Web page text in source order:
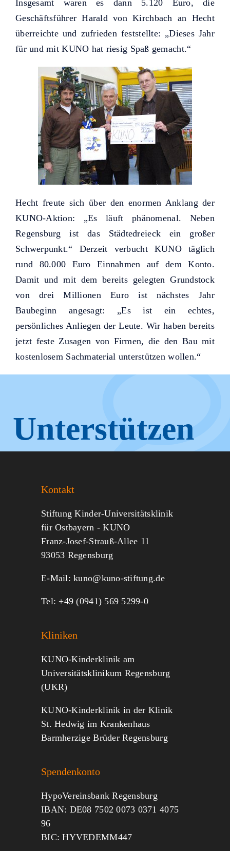
Insgesamt waren es dann 5.120 Euro, die
Geschäftsführer Harald von Kirchbach an Hecht
überreichte und zufrieden feststellte: „Dieses Jahr
für und mit KUNO hat riesig Spaß gemacht.“
Hecht freute sich über den enormen Anklang der
KUNO-Aktion: „Es läuft phänomenal. Neben
Regensburg ist das Städtedreieck ein großer
Schwerpunkt.“ Derzeit verbucht KUNO täglich
rund 80.000 Euro Einnahmen auf dem Konto.
Damit und mit dem bereits gelegten Grundstock
von drei Millionen Euro ist nächstes Jahr
Baubeginn angesagt: „Es ist ein echtes,
persönliches Anliegen der Leute. Wir haben bereits
jetzt feste Zusagen von Firmen, die den Bau mit
kostenlosem Sachmaterial unterstützen wollen.“
Unterstützen
Jeder kann helfen.
MITMACHEN SPENDEN
Kontakt
Stiftung Kinder-Universitätsklinik
für Ostbayern - KUNO
Franz-Josef-Strauß-Allee 11
93053 Regensburg
E-Mail:kuno@kuno-stiftung.de
Tel: +49 (0941) 569 5299-0
Kliniken
KUNO-Kinderklinik am
Universitätsklinikum Regensburg
(UKR)
KUNO-Kinderklinik in der Klinik
St. Hedwig im Krankenhaus
Barmherzige Brüder Regensburg
Spendenkonto
HypoVereinsbank Regensburg
IBAN: DE08 7502 0073 0371 4075
96
BIC: HYVEDEMM447